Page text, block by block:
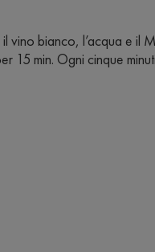
vino bianco, l’acqua e il
15 min. Ogni cinque